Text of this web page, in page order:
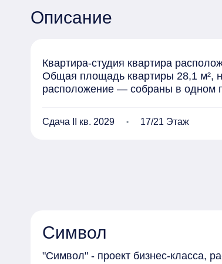
Описание
Квартира-студия квартира
Общая площадь квартиры 28,1 м²,
расположение — собраны в одном
Сдача II кв. 2029 17/21 Этаж
Символ
"Символ" - проект бизнес-класса,